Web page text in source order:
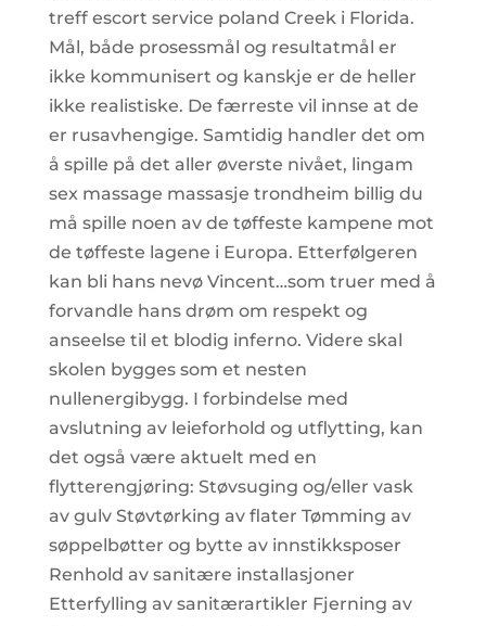
treff escort service poland Creek i Florida.
Mål, både prosessmål og resultatmål er
ikke kommunisert og kanskje er de heller
ikke realistiske. De færreste vil innse at de
er rusavhengige. Samtidig handler det om
å spille på det aller øverste nivået, lingam
sex massage massasje trondheim billig du
må spille noen av de tøffeste kampene mot
de tøffeste lagene i Europa. Etterfølgeren
kan bli hans nevø Vincent…som truer med å
forvandle hans drøm om respekt og
anseelse til et blodig inferno. Videre skal
skolen bygges som et nesten
nullenergibygg. I forbindelse med
avslutning av leieforhold og utflytting, kan
det også være aktuelt med en
flytterengjøring: Støvsuging og/eller vask
av gulv Støvtørking av flater Tømming av
søppelbøtter og bytte av innstikksposer
Renhold av sanitære installasjoner
Etterfylling av sanitærartikler Fjerning av